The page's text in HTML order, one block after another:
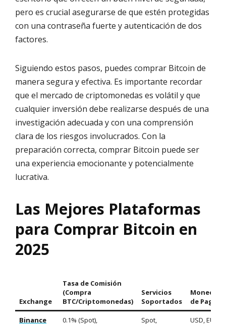
pero es crucial asegurarse de que estén protegidas
con una contraseña fuerte y autenticación de dos
factores.
Siguiendo estos pasos, puedes comprar Bitcoin de
manera segura y efectiva. Es importante recordar
que el mercado de criptomonedas es volátil y que
cualquier inversión debe realizarse después de una
investigación adecuada y con una comprensión
clara de los riesgos involucrados. Con la
preparación correcta, comprar Bitcoin puede ser
una experiencia emocionante y potencialmente
lucrativa.
Las Mejores Plataformas
para Comprar Bitcoin en
2025
Exchange
Tasa de Comisión
(Compra
BTC/Criptomonedas)
Servicios
Soportados
Monedas
de Pago
Binance
0.1% (Spot),
Spot,
USD, EUR